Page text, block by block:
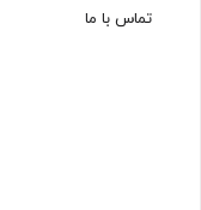
تماس با ما